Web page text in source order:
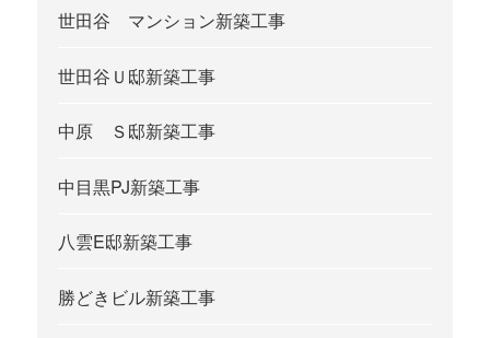
世田谷 マンション新築工事
世田谷Ｕ邸新築工事
中原 Ｓ邸新築工事
中目黒PJ新築工事
八雲E邸新築工事
勝どきビル新築工事